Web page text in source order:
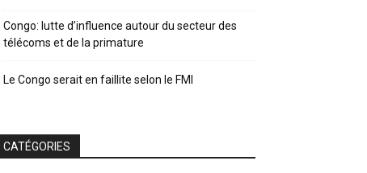
Congo: lutte d’influence autour du secteur des
télécoms et de la primature
Le Congo serait en faillite selon le FMI
CATÉGORIES